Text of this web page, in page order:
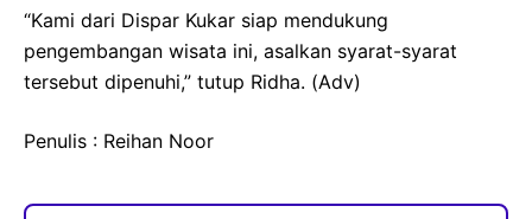
“Kami dari Dispar Kukar siap mendukung
pengembangan wisata ini, asalkan syarat-syarat
tersebut dipenuhi,” tutup Ridha. (Adv)
Penulis : Reihan Noor